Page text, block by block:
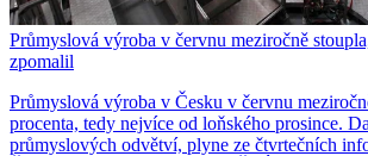
Průmyslová výroba v červnu meziročně
zpomalil
Průmyslová výroba v Česku v červnu
procenta, tedy nejvíce od loňského prosince.
průmyslových odvětví, plyne ze čtvrtečních